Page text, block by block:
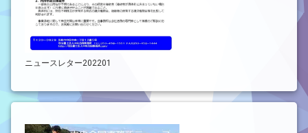
ニュースレター202201